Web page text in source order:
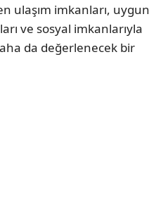
ulaşım imkanları, uygun
ve sosyal imkanlarıyla
da değerlenecek bir